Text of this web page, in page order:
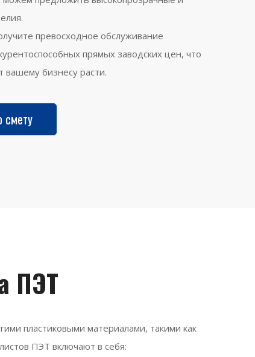
превосходное обслуживание
прямых заводских цен, что
вашему бизнесу расти.
смету
ПЭТ
пластиковыми материалами, такими как
ПЭТ включают в себя: